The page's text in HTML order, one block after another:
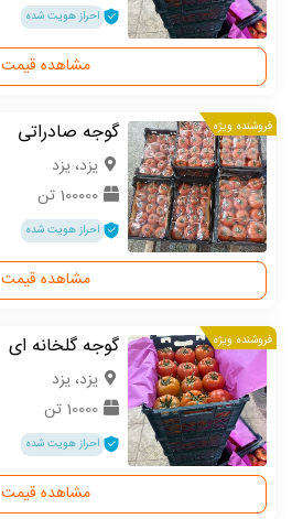
احراز هویت شده
مشاهده قیمت
فروشنده ویژه گوجه صادراتی
یزد، یزد
100000 تن
احراز هویت شده
مشاهده قیمت
فروشنده ویژه گوجه گلخانه ای
یزد، یزد
10000 تن
احراز هویت شده
مشاهده قیمت